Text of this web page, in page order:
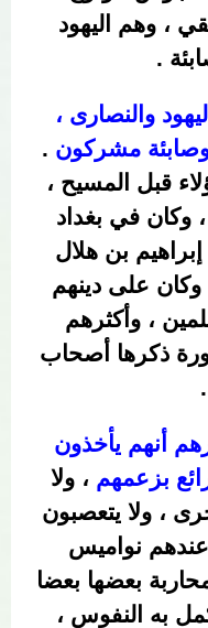
، وهم اليهود
.
والنصارى ،
وصابئة مشركون .
قبل المسيح ،
وكان في بغداد
بن هلال
على دينهم
، وأكثرهم
ذكرها أصحاب
أنهم يأخذون
بزعمهم ، ولا
، ولا يتعصبون
نواميس
بعضها بعضا
به النفوس ،